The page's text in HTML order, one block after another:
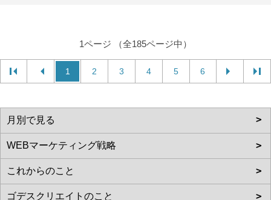
1ページ （全185ページ中）
1 2 3 4 5 6